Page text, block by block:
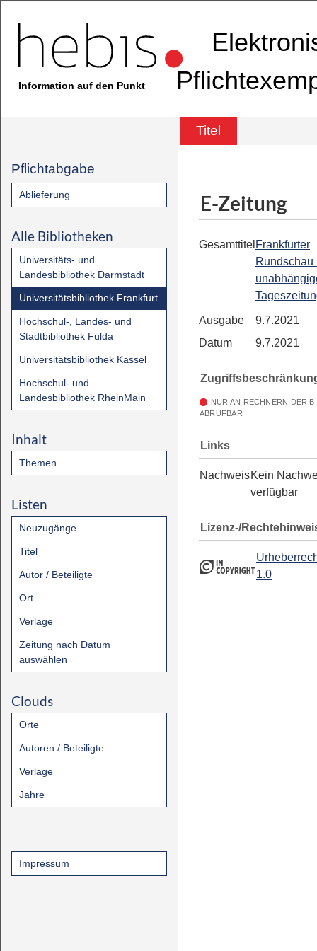
Information auf den Punkt
Titel
Pflichtabgabe
Ablieferung
Alle Bibliotheken
Universitäts- und
Landesbibliothek Darmstadt
Universitätsbibliothek Frankfurt
Hochschul-, Landes- und
Stadtbibliothek Fulda
Universitätsbibliothek Kassel
Hochschul- und
Landesbibliothek RheinMain
Inhalt
Themen
Listen
Neuzugänge
Titel
Autor / Beteiligte
Ort
Verlage
Zeitung nach Datum
auswählen
Clouds
Orte
Autoren / Beteiligte
Verlage
Jahre
Impressum
E-Zeitung
Gesamttitel Frankfurter
Rundschau
Ausgabe
9.7.2021
Datum
9.7.2021
NUR AN RECHNERN DER
ABRUFBAR
Links
NachweisKein
verfügbar
Lizenz-/
1.0